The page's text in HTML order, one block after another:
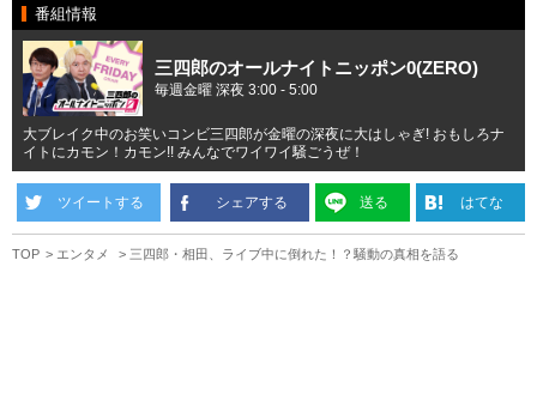
番組情報
三四郎のオールナイトニッポン0(ZERO)
毎週金曜 深夜 3:00 - 5:00
大ブレイク中のお笑いコンビ三四郎が金曜の深夜に大はしゃぎ! おもしろナ
イトにカモン！カモン!! みんなでワイワイ騒ごうぜ！
ツイートする シェアする 送る はてな
TOP エンタメ 三四郎・相田、ライブ中に倒れた！？騒動の真相を語る